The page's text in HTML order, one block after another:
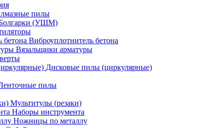
пилы
(УШМ)
Виброуплотнитель бетона
Вязальщики арматуры
Дисковые пилы (циркулярные)
пилы
Мультитулы (резаки)
Наборы инструмента
Ножницы по металлу